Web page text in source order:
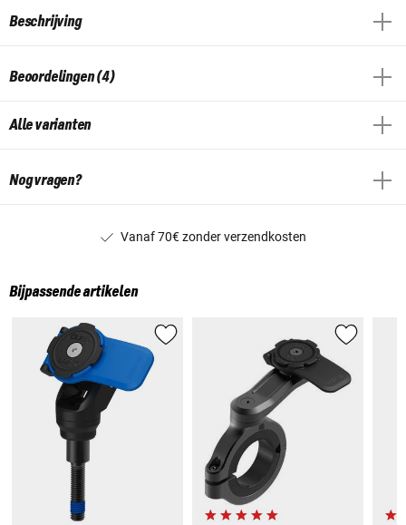
Beschrijving
Beoordelingen (4)
Alle varianten
Nog vragen?
Vanaf 70€ zonder verzendkosten
Bijpassende artikelen